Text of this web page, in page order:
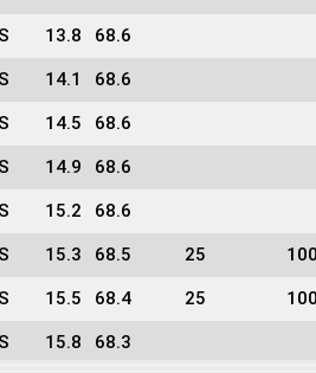
13.8 68.6
14.1 68.6
14.5 68.6
14.9 68.6
15.2 68.6
15.3 68.5 25
15.5 68.4 25
15.8 68.3